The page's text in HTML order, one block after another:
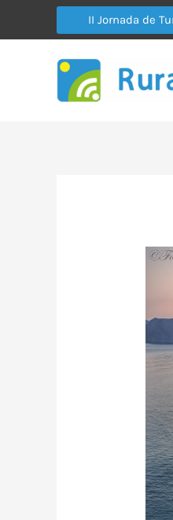
II Jornada de